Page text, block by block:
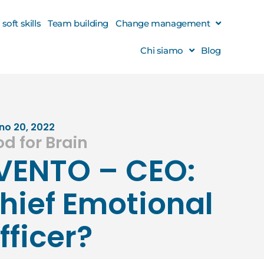
skills Team building Change management
Chi siamo Blog
20, 2022
for Brain
– CEO:
Emotional